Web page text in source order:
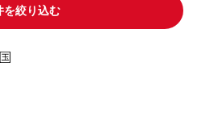
を絞り込む